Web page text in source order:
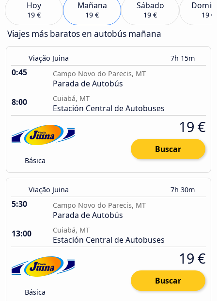
Hoy
19 €
Mañana
19 €
Sábado
19 € 19 €
Viajes más baratos en autobús mañana
Viação Juina 7h 15m
0:45 Campo Novo do Parecis, MT
Parada de Autobús
8:00
Cuiabá, MT
Estación Central de Autobuses
Básica
19 €
Buscar
Viação Juina 7h 30m
5:30 Campo Novo do Parecis, MT
Parada de Autobús
13:00
Cuiabá, MT
Estación Central de Autobuses
Básica
19 €
Buscar